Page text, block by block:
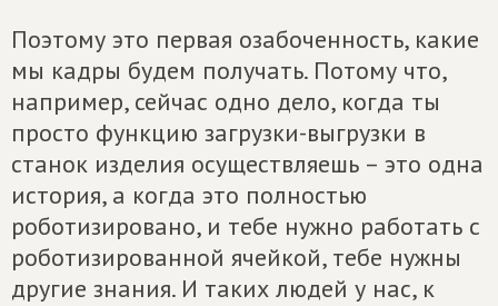
Поэтому это первая озабоченность, какие
мы кадры будем получать. Потому что,
например, сейчас одно дело, когда ты
просто функцию загрузки-выгрузки в
станок изделия осуществляешь – это одна
история, а когда это полностью
роботизировано, и тебе нужно работать с
роботизированной ячейкой, тебе нужны
другие знания. И таких людей у нас, к